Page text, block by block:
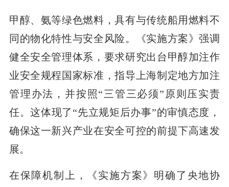
甲醇、氨等绿色燃料，具有与传统船用燃料不
同的物化特性与安全风险。《实施方案》强调
健全安全管理体系，要求研究出台甲醇加注作
业安全规程国家标准，指导上海制定地方加注
管理办法，并按照“三管三必须”原则压实责
任。这体现了“先立规矩后办事”的审慎态度，
确保这一新兴产业在安全可控的前提下高速发
展。
在保障机制上，《实施方案》明确了央地协